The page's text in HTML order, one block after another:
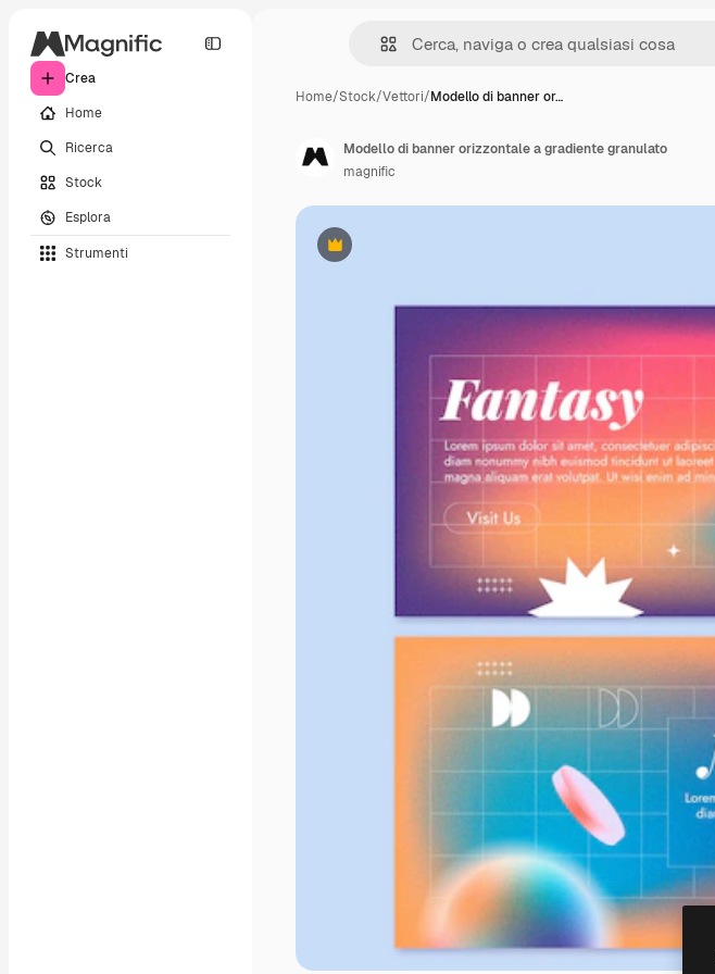
Crea
Home
Ricerca
Stock
Esplora
Strumenti
Home/Stock/Vettori/Modello di banner or…
Premium
Modello di banner orizzontale a gradiente granulato
magnific